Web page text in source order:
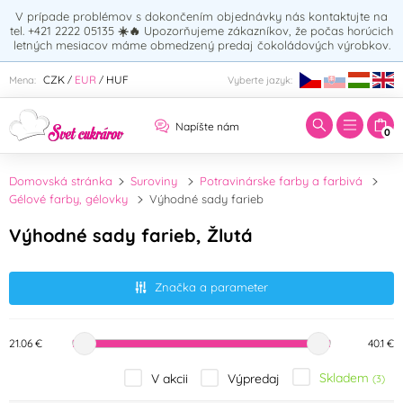
V prípade problémov s dokončením objednávky nás kontaktujte na
tel. +421 2222 05135 ☀️🔥 Upozorňujeme zákazníkov, že počas horúcich
letných mesiacov máme obmedzený predaj čokoládových výrobkov.
Mena: CZK / EUR / HUF Vyberte jazyk:
Napíšte nám 0
Zadajte hľadaný výraz:
Domovská stránka Suroviny
Potravinárske farby a farbivá
Gélové farby, gélovky
Výhodné sady farieb
Výhodné sady farieb, Žlutá
Značka a parameter
21.06 € 40.1 €
V akcii Výpredaj Skladem (3)